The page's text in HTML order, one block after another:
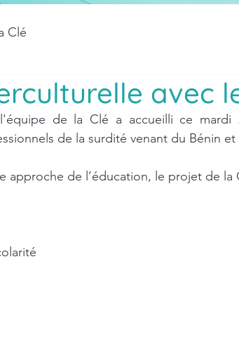
Clé
avec
de la Clé a accueilli ce mardi
de la surdité venant du Bénin et
approche de l’éducation, le projet de la